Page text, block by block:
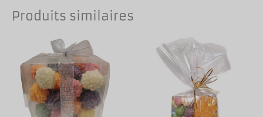
Produits similaires